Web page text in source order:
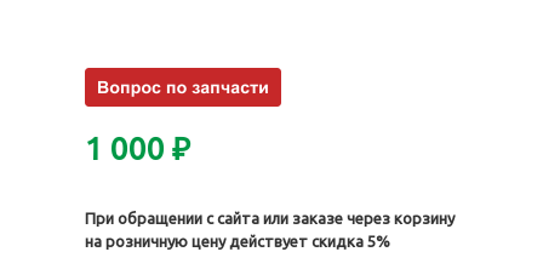
1 000 ₽
При обращении с сайта или заказе через корзину
на розничную цену действует скидка 5%